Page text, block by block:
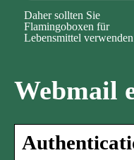
Daher sollten Sie
Flamingoboxen für
Lebensmittel verwenden
Webmail